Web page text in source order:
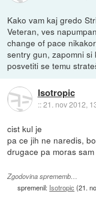
Kako vam kaj gredo
Veteran, ves
change of pace
sentry gun, zapomni
posvetiti se temu
Isotropic
::21. nov 2012,
cist kul je
pa ce jih ne naredis,
drugace pa moras
Zgodovina sprememb…
spremenil: Isotropic (21.